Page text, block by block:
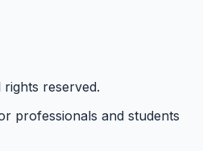
reserved.
professionals and students